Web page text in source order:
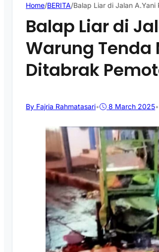
Home/BERITA/Balap Liar di Jalan A.Yani
Balap Liar di
Warung Tenda
Ditabrak
By Fajria Rahmatasari• 8 March 2025•